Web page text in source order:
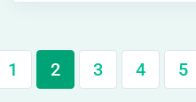
1 2 3 4 5